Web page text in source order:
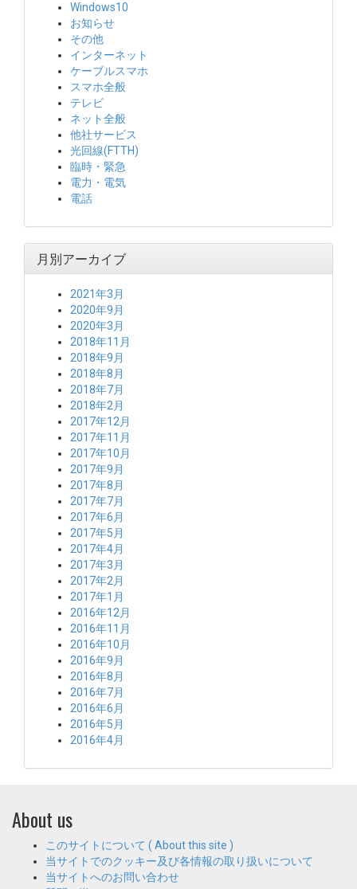
Windows10
お知らせ
その他
インターネット
ケーブルスマホ
スマホ全般
テレビ
ネット全般
他社サービス
光回線(FTTH)
臨時・緊急
電力・電気
電話
月別アーカイブ
2021年3月
2020年9月
2020年3月
2018年11月
2018年9月
2018年8月
2018年7月
2018年2月
2017年12月
2017年11月
2017年10月
2017年9月
2017年8月
2017年7月
2017年6月
2017年5月
2017年4月
2017年3月
2017年2月
2017年1月
2016年12月
2016年11月
2016年10月
2016年9月
2016年8月
2016年7月
2016年6月
2016年5月
2016年4月
About us
このサイトについて ( About this site )
当サイトでのクッキー及び各情報の取り扱いについて
当サイトへのお問い合わせ